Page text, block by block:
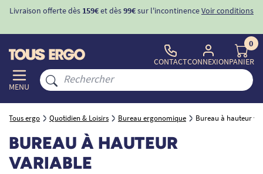
Livraison offerte dès 159€et dès99€sur l'incontinenceVoir conditions
MENU
CONTACTCONNEXION
0
PANIER
Tous ergo Quotidien & Loisirs Bureau ergonomique Bureau à hauteur
BUREAU À HAUTEUR
VARIABLE